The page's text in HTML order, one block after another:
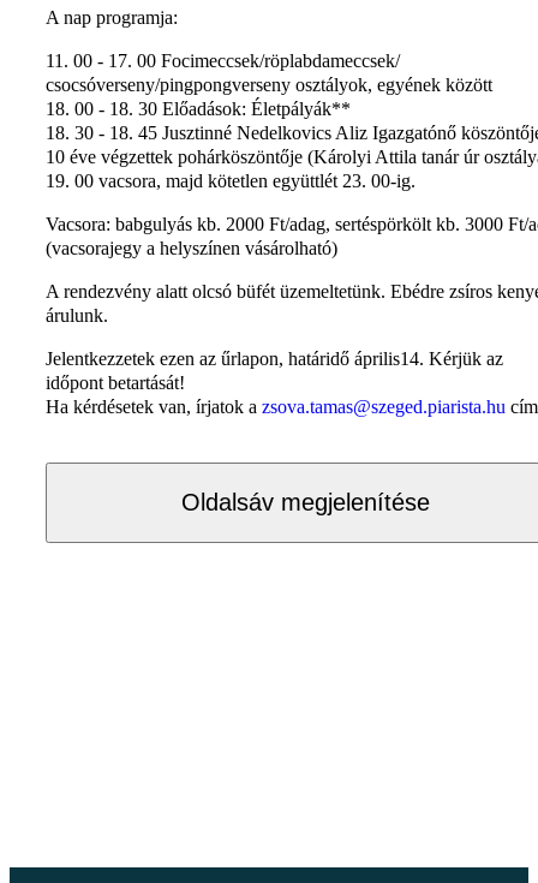
A nap programja:
11. 00 - 17. 00 Focimeccsek/röplabdameccsek/
csocsóverseny/pingpongverseny osztályok, egyének között
18. 00 - 18. 30 Előadások: Életpályák**
18. 30 - 18. 45 Jusztinné Nedelkovics Aliz Igazgatónő
10 éve végzettek pohárköszöntője (Károlyi Attila tanár úr
19. 00 vacsora, majd kötetlen együttlét 23. 00-ig.
Vacsora: babgulyás kb. 2000 Ft/adag, sertéspörkölt kb. 3000 Ft/
(vacsorajegy a helyszínen vásárolható)
A rendezvény alatt olcsó büfét üzemeltetünk. Ebédre zsíros
árulunk.
Jelentkezzetek ezen az űrlapon, határidő április14. Kérjük az
időpont betartását!
Ha kérdésetek van, írjatok a zsova.tamas@szeged.piarista.hu
Oldalsáv megjelenítése